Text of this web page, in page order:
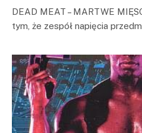
DEAD MEAT – MARTWE
tym, że zespół napięcia